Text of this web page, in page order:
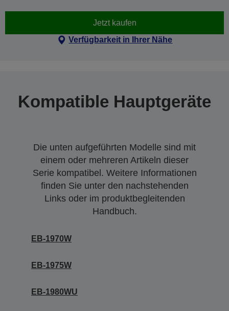
Jetzt kaufen
Verfügbarkeit in Ihrer Nähe
Kompatible Hauptgeräte
Die unten aufgeführten Modelle sind mit
einem oder mehreren Artikeln dieser
Serie kompatibel. Weitere Informationen
finden Sie unter den nachstehenden
Links oder im produktbegleitenden
Handbuch.
EB-1970W
EB-1975W
EB-1980WU